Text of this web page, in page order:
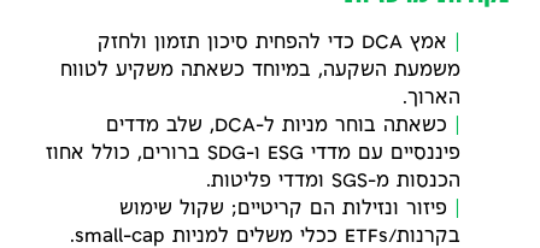
אמץ DCA כדי להפחית סיכון תזמון ולחזק
משמעת השקעה, במיוחד כשאתה משקיע לטווח
הארוך.
כשאתה בוחר מניות ל-DCA, שלב מדדים
פיננסיים עם מדדי ESG ו-SDG ברורים, כולל אחוז
הכנסות מ-SGS ומדדי פליטות.
פיזור ונזילות הם קריטיים; שקול שימוש
בקרנות/ETFs ככלי משלים למניות small-cap.